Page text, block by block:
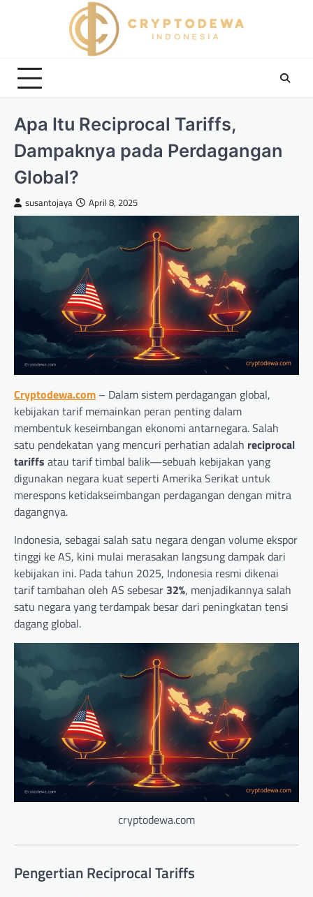
Apa Itu Reciprocal Tariffs,
Dampaknya pada Perdagangan
Global?
susantojaya April 8, 2025
Cryptodewa.com – Dalam sistem perdagangan global,
kebijakan tarif memainkan peran penting dalam
membentuk keseimbangan ekonomi antarnegara. Salah
satu pendekatan yang mencuri perhatian adalah reciprocal
tariffs atau tarif timbal balik—sebuah kebijakan yang
digunakan negara kuat seperti Amerika Serikat untuk
merespons ketidakseimbangan perdagangan dengan mitra
dagangnya.
Indonesia, sebagai salah satu negara dengan volume ekspor
tinggi ke AS, kini mulai merasakan langsung dampak dari
kebijakan ini. Pada tahun 2025, Indonesia resmi dikenai
tarif tambahan oleh AS sebesar 32%, menjadikannya salah
satu negara yang terdampak besar dari peningkatan tensi
dagang global.
cryptodewa.com
Pengertian Reciprocal Tariffs